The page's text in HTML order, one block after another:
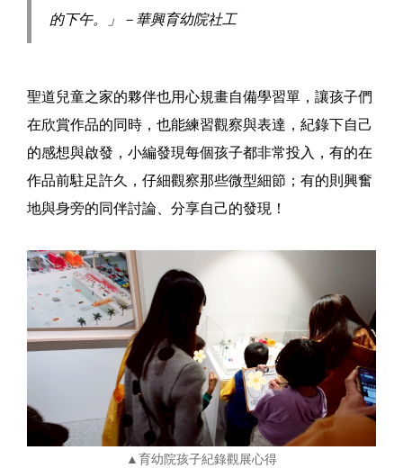
的下午。」－華興育幼院社工
聖道兒童之家的夥伴也用心規畫自備學習單，讓孩子們
在欣賞作品的同時，也能練習觀察與表達，紀錄下自己
的感想與啟發，小編發現每個孩子都非常投入，有的在
作品前駐足許久，仔細觀察那些微型細節；有的則興奮
地與身旁的同伴討論、分享自己的發現！
▲育幼院孩子紀錄觀展心得